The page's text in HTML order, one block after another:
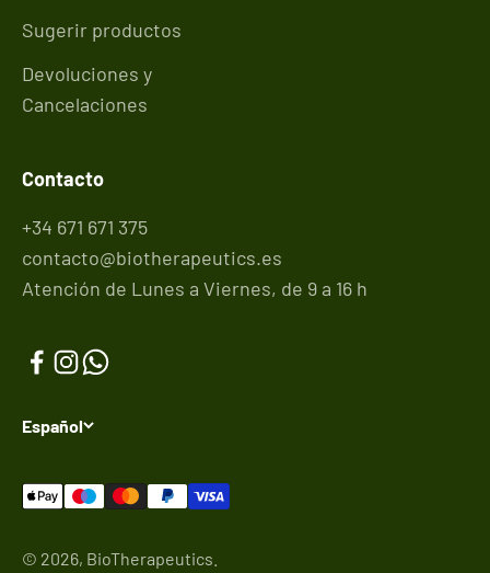
Sugerir productos
Devoluciones y
Cancelaciones
Contacto
+34 671 671 375
contacto@biotherapeutics.es
Atención de Lunes a Viernes, de 9 a 16 h
Español
© 2026, BioTherapeutics.